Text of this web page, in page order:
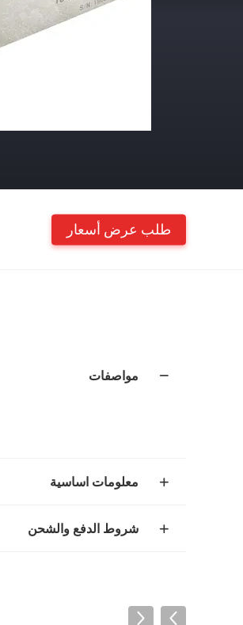
طلب عرض أسعار
مواصفات
معلومات اساسية
شروط الدفع والشحن